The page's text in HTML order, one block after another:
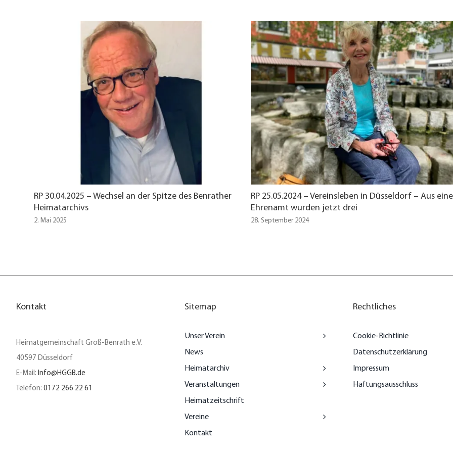
RP 30.04.2025 – Wechsel an der Spitze des Benrather
Heimatarchivs
2. Mai 2025
RP 25.05.2024 – Vereinsleben in Düsseldorf – Aus
Ehrenamt wurden jetzt drei
28. September 2024
Kontakt
Heimatgemeinschaft Groß-Benrath e.V.
40597 Düsseldorf
E-Mail: Info@HGGB.de
Telefon: 0172 266 22 61
Sitemap
Unser Verein
News
Heimatarchiv
Veranstaltungen
Heimatzeitschrift
Vereine
Kontakt
Rechtliches
Cookie-Richtlinie
Datenschutzerklärung
Impressum
Haftungsausschluss